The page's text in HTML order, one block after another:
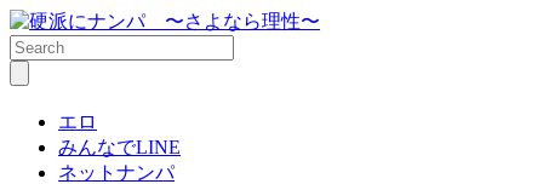
エロ
みんなでLINE
ネットナンパ